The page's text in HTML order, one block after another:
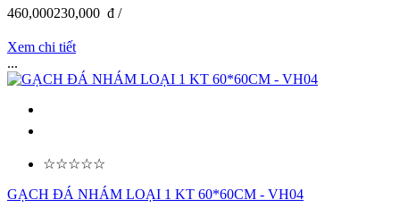
460,000230,000 đ /
Xem chi tiết
...
☆☆☆☆☆
GẠCH ĐÁ NHÁM LOẠI 1 KT 60*60CM - VH04